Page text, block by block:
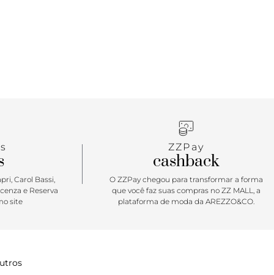
Carol Bassi,
e Reserva
site
ZZPay
cashback
O ZZPay chegou para transformar a forma
que você faz suas compras no ZZ MALL, a
plataforma de moda da AREZZO&CO.